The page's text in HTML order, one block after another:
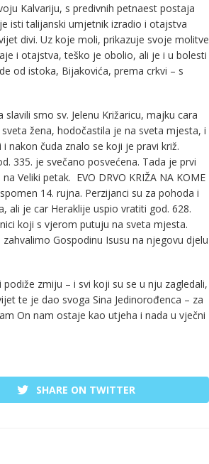
Kalvariju, s predivnih petnaest postaja
isti talijanski umjetnik izradio i otajstva
divi. Uz koje moli, prikazuje svoje molitve
i otajstva, teško je obolio, ali je i u bolesti
od istoka, Bijakovića, prema crkvi – s
smo sv. Jelenu Križaricu, majku cara
žena, hodočastila je na sveta mjesta, i
nakon čuda znalo se koji je pravi križ.
335. je svečano posvećena. Tada je prvi
Veliki petak. EVO DRVO KRIŽA NA KOME
14. rujna. Perzijanci su za pohoda i
ali je car Heraklije uspio vratiti god. 628.
koji s vjerom putuju na sveta mjesta.
Gospodinu Isusu na njegovu djelu
zmiju – i svi koji su se u nju zagledali,
te je dao svoga Sina Jedinorođenca – za
On nam ostaje kao utjeha i nada u vječni
SHARE ON TWITTER